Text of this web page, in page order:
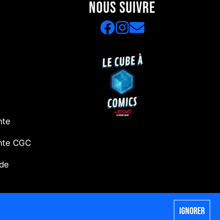
Ignorer
CGC
NOUS SUIVRE